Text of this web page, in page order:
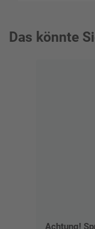
Das könnte
Achtung!